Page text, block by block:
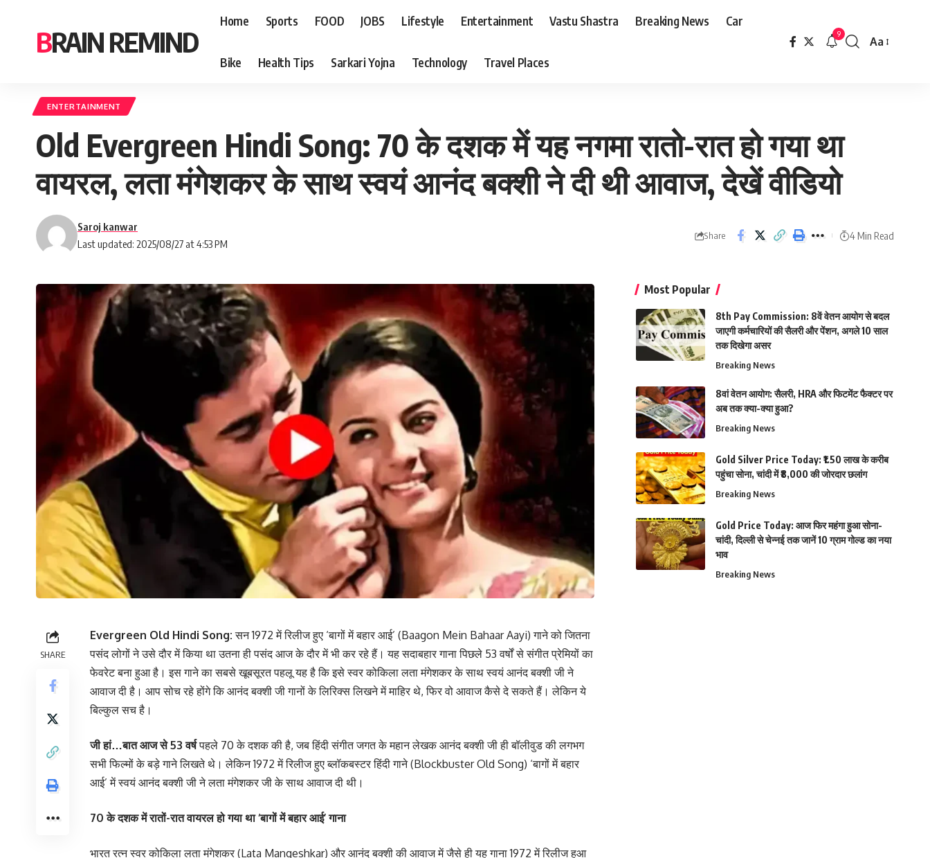
BRAIN REMIND
Home Sports FOOD JOBS Lifestyle Entertainment Vastu Shastra Breaking News Car
Bike Health Tips Sarkari Yojna Technology Travel Places
9
Font
Aa
ENTERTAINMENT
Old Evergreen Hindi Song: 70 के दशक में यह नगमा रातो-रात हो गया था
वायरल, लता मंगेशकर के साथ स्वयं आनंद बक्शी ने दी थी आवाज, देखें वीडियो
Last updated: 2025/08/27 at 4:53 PM
Saroj kanwar
Share 4 Min Read
SHARE
Evergreen Old Hindi Song: सन 1972 में रिलीज हुए ‘बागों में बहार आई’ (Baagon Mein Bahaar Aayi) गाने को जितना
पसंद लोगों ने उसे दौर में किया था उतना ही पसंद आज के दौर में भी कर रहे हैं। यह सदाबहार गाना पिछले 53 वर्षों से संगीत प्रेमियों का
फेवरेट बना हुआ है। इस गाने का सबसे खूबसूरत पहलू यह है कि इसे स्वर कोकिला लता मंगेशकर के साथ स्वयं आनंद बक्शी जी ने
आवाज दी है। आप सोच रहे होंगे कि आनंद बक्शी जी गानों के लिरिक्स लिखने में माहिर थे, फिर वो आवाज कैसे दे सकते हैं। लेकिन ये
बिल्कुल सच है।
जी हां…बात आज से 53 वर्षपहले 70 के दशक की है, जब हिंदी संगीत जगत के महान लेखक आनंद बक्शी जी ही बॉलीवुड की लगभग
सभी फिल्मों के बड़े गाने लिखते थे। लेकिन 1972 में रिलीज हुए ब्लॉकबस्टर हिंदी गाने (Blockbuster Old Song) ‘बागों में बहार
आई’ में स्वयं आनंद बक्शी जी ने लता मंगेशकर जी के साथ आवाज दी थी।
70 के दशक में रातों-रात वायरल हो गया था ‘बागों में बहार आई’ गाना
भारत रत्न स्वर कोकिला लता मंगेशकर (Lata Mangeshkar) और आनंद बक्शी की आवाज में जैसे ही यह गाना 1972 में रिलीज हुआ
Most Popular
8th Pay Commission: 8वें वेतन आयोग से बदल
जाएगी कर्मचारियों की सैलरी और पेंशन, अगले 10 साल
तक दिखेगा असर
Breaking News
8वां वेतन आयोग: सैलरी, HRA और फिटमेंट फैक्टर पर
अब तक क्या-क्या हुआ?
Breaking News
Gold Silver Price Today: ₹1.50 लाख के करीब
पहुंचा सोना, चांदी में ₹8,000 की जोरदार छलांग
Breaking News
Gold Price Today: आज फिर महंगा हुआ सोना-
चांदी, दिल्ली से चेन्नई तक जानें 10 ग्राम गोल्ड का नया
भाव
Breaking News